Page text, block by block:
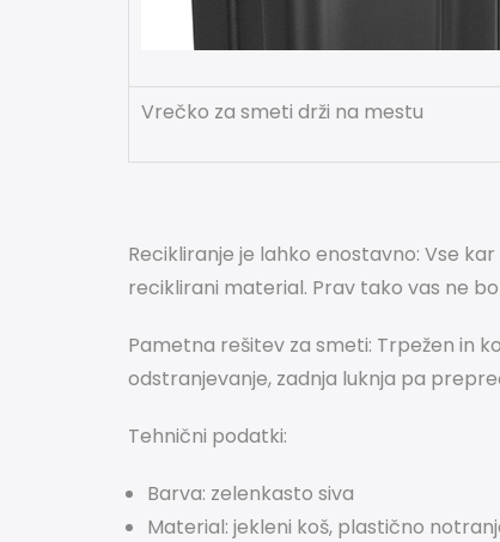
Vrečko za smeti drži na mestu
Recikliranje je lahko enostavno: Vse
reciklirani material. Prav tako vas ne
Pametna rešitev za smeti: Trpežen in
odstranjevanje, zadnja luknja pa
Tehnični podatki:
Barva: zelenkasto siva
Material: jekleni koš, plastično